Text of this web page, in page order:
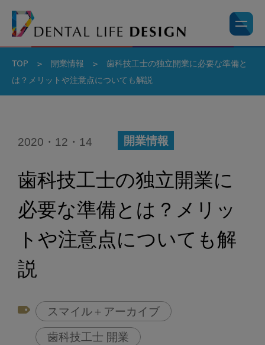
TOP > 開業情報 >
歯科技工士の独立開業に必要な準備と
は？メリットや注意点についても解説
2020・12・14 開業情報
歯科技工士の独立開業に
必要な準備とは？メリッ
トや注意点についても解
説
スマイル＋アーカイブ
歯科技工士 開業